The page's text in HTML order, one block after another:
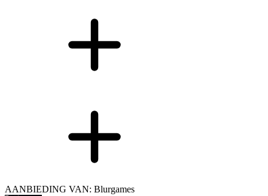
AANBIEDING VAN: Blurgames